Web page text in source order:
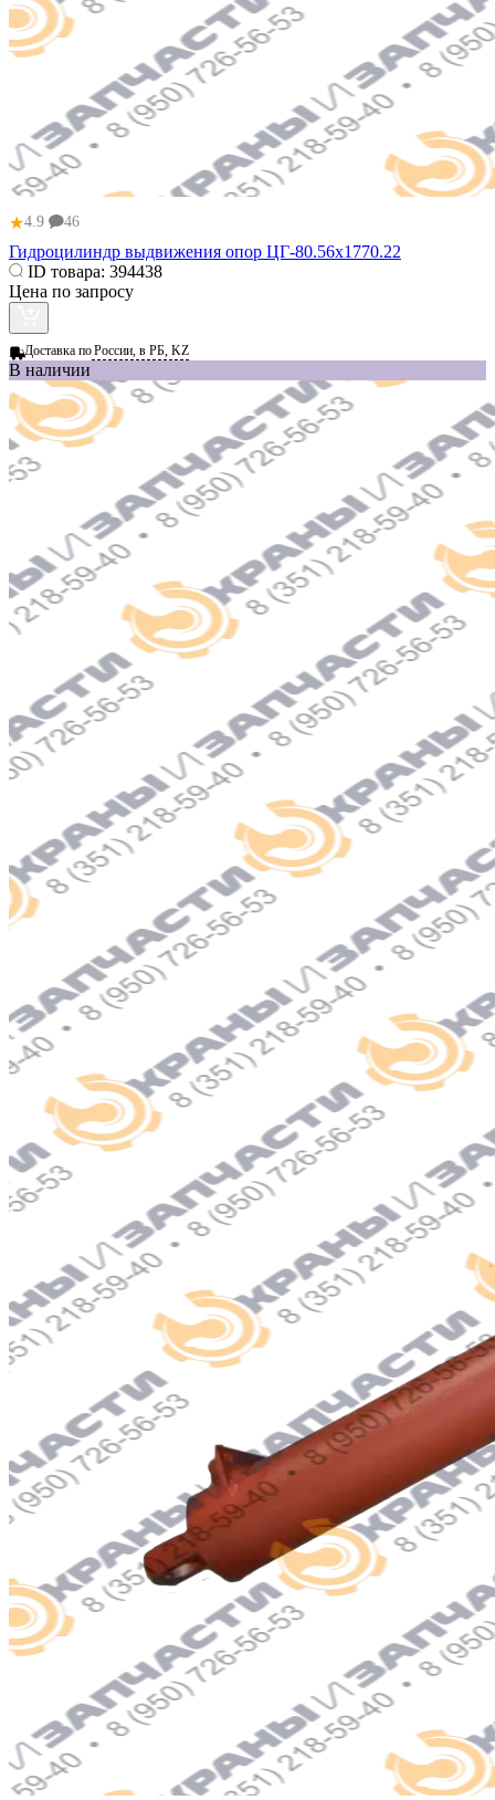
★4.9 46
Гидроцилиндр выдвижения опор ЦГ-80.56х1770.22
ID товара: 394438
Цена по запросу
Доставка поРоссии, в РБ, KZ
В наличии